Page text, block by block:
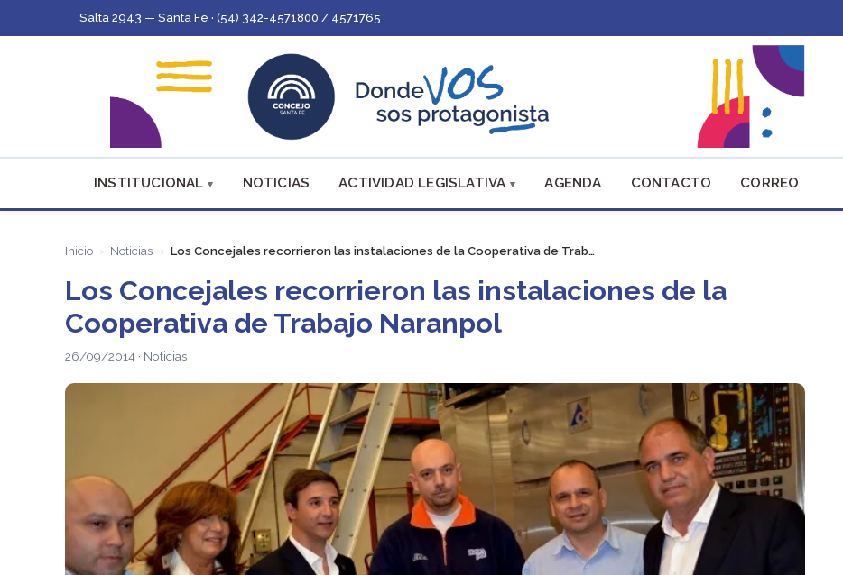
Salta 2943 — Santa Fe · (54) 342-4571800 / 4571765
INSTITUCIONAL NOTICIAS ACTIVIDAD LEGISLATIVA AGENDA CONTACTO CORREO
Inicio Noticias Los Concejales recorrieron las instalaciones de la Cooperativa de Trab…
Los Concejales recorrieron las instalaciones de la
Cooperativa de Trabajo Naranpol
26/09/2014 · Noticias